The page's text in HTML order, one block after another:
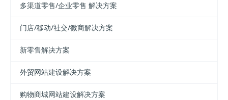
多渠道零售/企业零售 解决方案
门店/移动/社交/微商解决方案
新零售解决方案
外贸网站建设解决方案
购物商城网站建设解决方案